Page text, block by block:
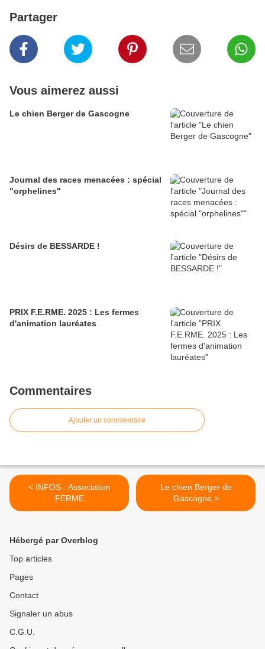
Partager
Vous aimerez aussi
Le chien Berger de Gascogne
Journal des races menacées : spécial
"orphelines"
Désirs de BESSARDE !
PRIX F.E.RME. 2025 : Les fermes
d'animation lauréates
Commentaires
Ajouter un commentaire
< INFOS : Association
FERME
Le chien Berger de
Gascogne >
Hébergé par Overblog
Top articles
Pages
Contact
Signaler un abus
C.G.U.